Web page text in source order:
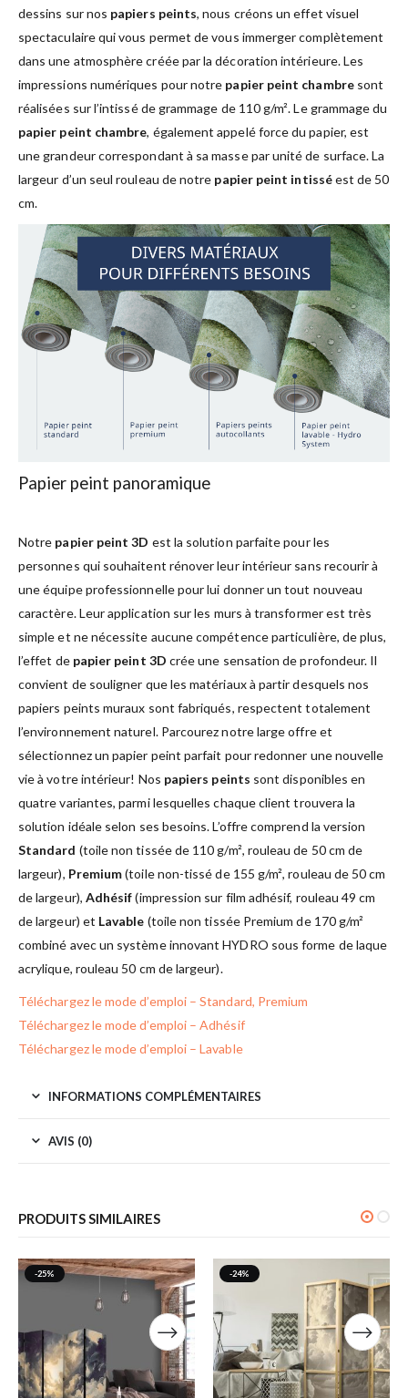
dessins sur nos papiers peints, nous créons un effet visuel
spectaculaire qui vous permet de vous immerger complètement
dans une atmosphère créée par la décoration intérieure. Les
impressions numériques pour notre papier peint chambresont
réalisées sur l’intissé de grammage de 110 g/m². Le grammage du
papier peint chambre, également appelé force du papier, est
une grandeur correspondant à sa masse par unité de surface. La
largeur d’un seul rouleau de notre papier peint intisséest de 50
cm.
Papier peint panoramique
Notre papier peint 3D est la solution parfaite pour les
personnes qui souhaitent rénover leur intérieur sans recourir à
une équipe professionnelle pour lui donner un tout nouveau
caractère. Leur application sur les murs à transformer est très
simple et ne nécessite aucune compétence particulière, de plus,
l’effet de papier peint 3D crée une sensation de profondeur. Il
convient de souligner que les matériaux à partir desquels nos
papiers peints muraux sont fabriqués, respectent totalement
l’environnement naturel. Parcourez notre large offre et
sélectionnez un papier peint parfait pour redonner une nouvelle
vie à votre intérieur! Nos papiers peints sont disponibles en
quatre variantes, parmi lesquelles chaque client trouvera la
solution idéale selon ses besoins. L’offre comprend la version
Standard (toile non tissée de 110 g/m², rouleau de 50 cm de
largeur), Premium(toile non-tissé de 155 g/m², rouleau de 50 cm
de largeur), Adhésif(impression sur film adhésif, rouleau 49 cm
de largeur) et Lavable (toile non tissée Premium de 170 g/m²
combiné avec un système innovant HYDRO sous forme de laque
acrylique, rouleau 50 cm de largeur).
Téléchargez le mode d’emploi – Standard, Premium
Téléchargez le mode d’emploi – Adhésif
Téléchargez le mode d’emploi – Lavable
INFORMATIONS COMPLÉMENTAIRES
AVIS (0)
PRODUITS SIMILAIRES
-25% -24%